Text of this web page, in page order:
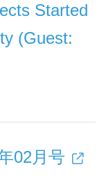
Started
(Guest:
02月号